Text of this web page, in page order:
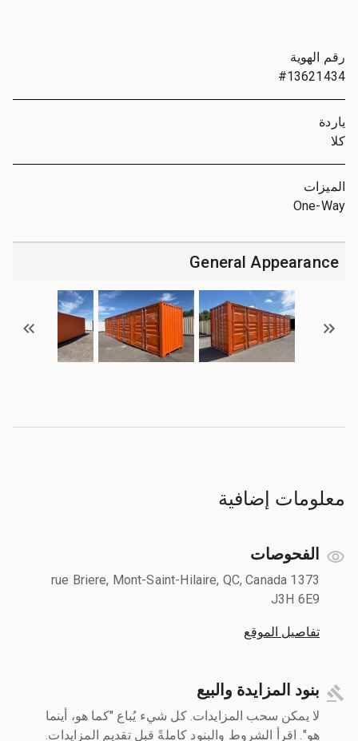
رقم الهوية
#13621434
ياردة
كلا
الميزات
One-Way
General Appearance
معلومات إضافية
الفحوصات
1373 rue Briere, Mont-Saint-Hilaire, QC, Canada
J3H 6E9
تفاصيل الموقع
بنود المزايدة والبيع
لا يمكن سحب المزايدات. كل شيء يُباع "كما هو، أينما
هو". اقرأ الشروط والبنود كاملةً قبل تقديم المزايدات.